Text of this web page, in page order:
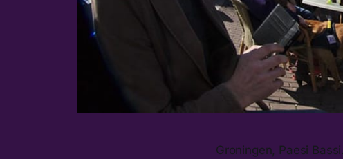
Groningen, Paesi